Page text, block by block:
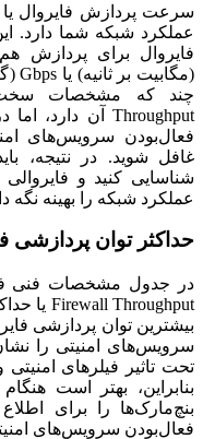
سرعت پردازش فایروال
عملکرد شبکه شما
فایروال برای پردازش
(مگابیت بر ثانیه) یا Gbps
چند که مشخصات
Throughput آن دارد، اما
فعال‌بودن سرویس‌های
غافل شوید. در نتیجه،
شناسایی کنید و فایروالی
عملکرد شبکه را بهینه نگه
حداکثر توان پردازشی
در جدول مشخصات فنی
Firewall Throughput یا
بیشترین توان پردازشی
سرویس‌های امنیتی را
تحت تاثیر فیلرهای
بنابراین، بهتر است
بنچ‌مارک‌ها را برای
فعال‌بودن سرویس‌های